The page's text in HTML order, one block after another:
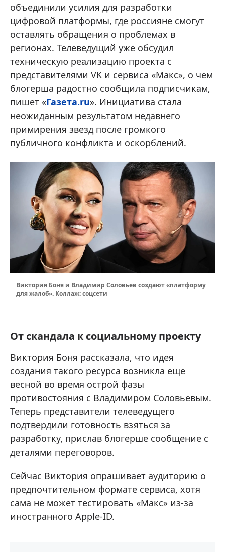
объединили усилия для разработки
цифровой платформы, где россияне смогут
оставлять обращения о проблемах в
регионах. Телеведущий уже обсудил
техническую реализацию проекта с
представителями VK и сервиса «Макс», о чем
блогерша радостно сообщила подписчикам,
пишет «Газета.ru». Инициатива стала
неожиданным результатом недавнего
примирения звезд после громкого
публичного конфликта и оскорблений.
Виктория Боня и Владимир Соловьев создают «платформу
для жалоб». Коллаж: соцсети
От скандала к социальному проекту
Виктория Боня рассказала, что идея
создания такого ресурса возникла еще
весной во время острой фазы
противостояния с Владимиром Соловьевым.
Теперь представители телеведущего
подтвердили готовность взяться за
разработку, прислав блогерше сообщение с
деталями переговоров.
Сейчас Виктория опрашивает аудиторию о
предпочтительном формате сервиса, хотя
сама не может тестировать «Макс» из-за
иностранного Apple-ID.